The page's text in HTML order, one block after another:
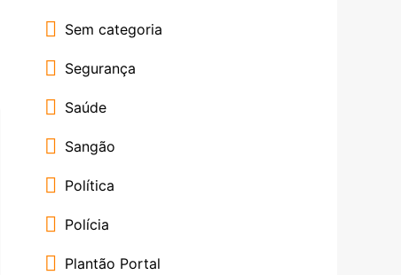
Sem categoria
Segurança
Saúde
Sangão
Política
Polícia
Plantão Portal